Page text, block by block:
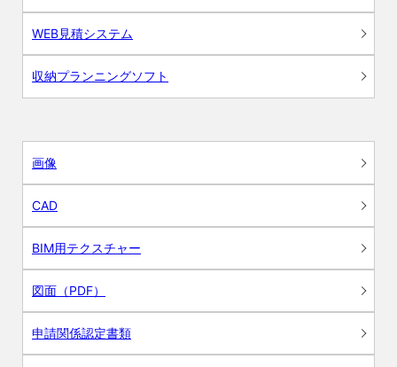
WEB見積システム
収納プランニングソフト
画像
CAD
BIM用テクスチャー
図面（PDF）
申請関係認定書類